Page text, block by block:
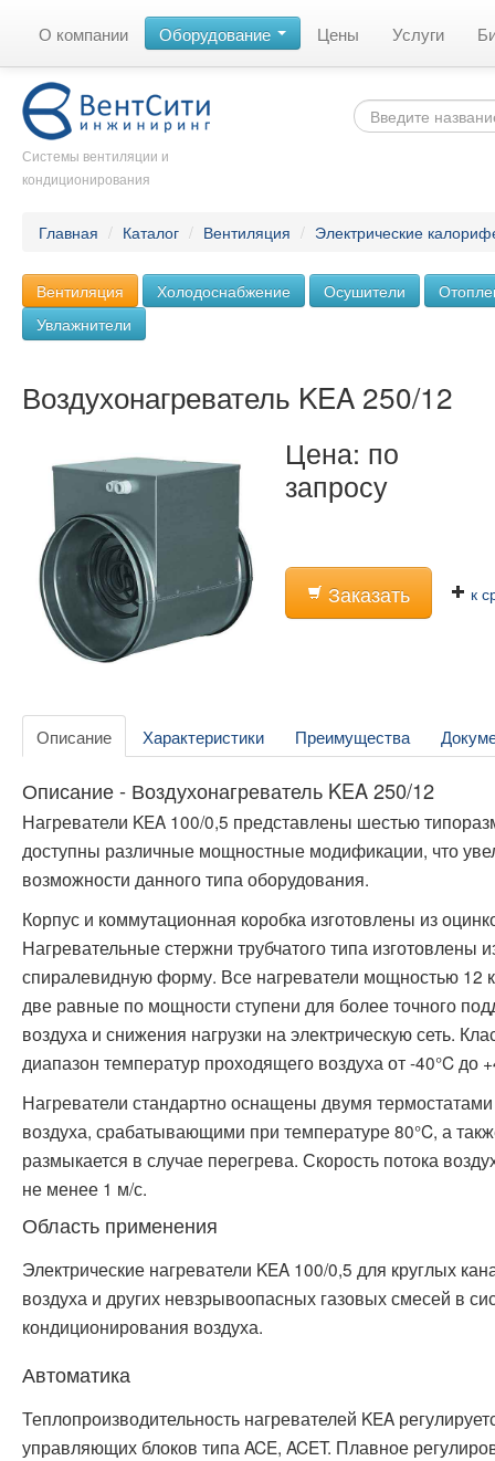
О компании Оборудование Цены Услуги
Системы вентиляции и
кондиционирования
Главная / Каталог / Вентиляция / Электрические
Вентиляция Холодоснабжение Осушители
Увлажнители
Воздухонагреватель KEA 250/12
Цена: по
запросу
Заказать к
Описание Характеристики Преимущества
Описание - Воздухонагреватель KEA 250/12
Нагреватели KEA 100/0,5 представлены шестью
доступны различные мощностные модификации, что
возможности данного типа оборудования.
Корпус и коммутационная коробка изготовлены из
Нагревательные стержни трубчатого типа
спиралевидную форму. Все нагреватели мощностью 12
две равные по мощности ступени для более точного
воздуха и снижения нагрузки на электрическую сеть.
диапазон температур проходящего воздуха от -40°C до
Нагреватели стандартно оснащены двумя
воздуха, срабатывающими при температуре 80°C, а
размыкается в случае перегрева. Скорость потока
не менее 1 м/с.
Область применения
Электрические нагреватели KEA 100/0,5 для круглых
воздуха и других невзрывоопасных газовых смесей в
кондиционирования воздуха.
Автоматика
Теплопроизводительность нагревателей KEA
управляющих блоков типа ACE, ACET. Плавное